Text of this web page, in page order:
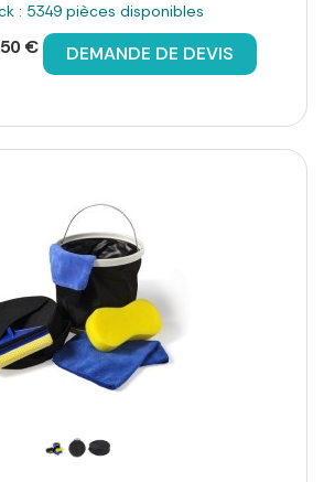
: 5349 pièces disponibles
€ DEMANDE DE DEVIS